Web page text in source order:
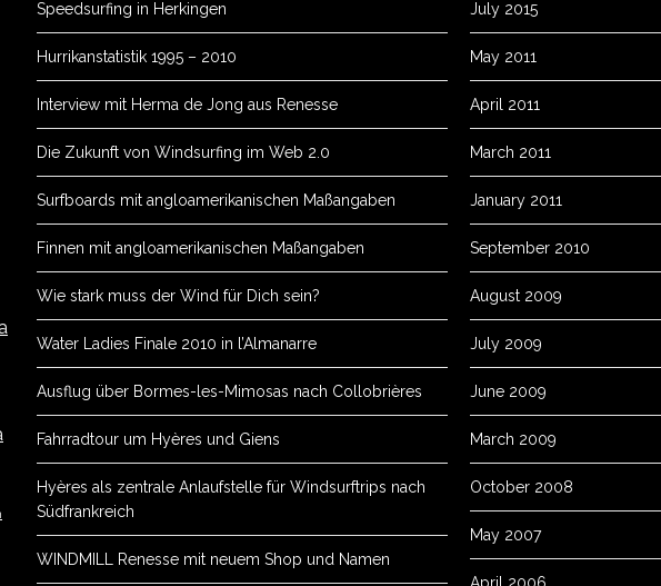
Speedsurfing in Herkingen
Hurrikanstatistik 1995 – 2010
Interview mit Herma de Jong aus Renesse
Die Zukunft von Windsurfing im Web 2.0
Surfboards mit angloamerikanischen Maßangaben
Finnen mit angloamerikanischen Maßangaben
Wie stark muss der Wind für Dich sein?
Water Ladies Finale 2010 in l’Almanarre
Ausflug über Bormes-les-Mimosas nach Collobrières
Fahrradtour um Hyères und Giens
Hyères als zentrale Anlaufstelle für Windsurftrips nach
Südfrankreich
WINDMILL Renesse mit neuem Shop und Namen
July 2015
May 2011
April 2011
March 2011
January 2011
September 2010
August 2009
July 2009
June 2009
March 2009
October 2008
May 2007